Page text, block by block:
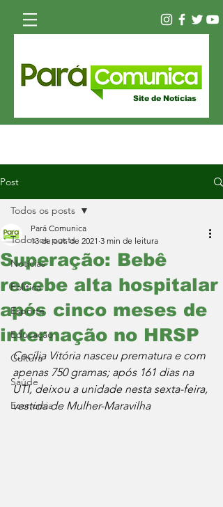
Site de Notícias
Post
Todos os posts
Notícias
Política
Esporte
Educação
Cultura
Saúde
Economia
Todos os posts
Superação: Bebê
recebe alta hospitalar
após cinco meses de
internação no HRSP
Pará Comunica
13 de out. de 2021 3 min de leitura
Cecília Vitória nasceu prematura e com
apenas 750 gramas; após 161 dias na
UTI, deixou a unidade nesta sexta-feira,
vestida de Mulher-Maravilha